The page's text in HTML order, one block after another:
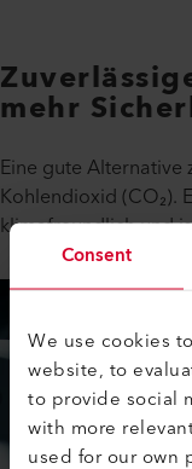
Consent
We use cookies
website, to
to provide social
with more
used for our own
mehr
Eine gute
Kohlendioxid (CO₂).
klimafreundlich und